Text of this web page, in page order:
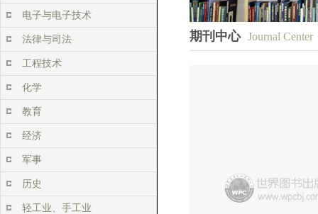
电子与电子技术
法律与司法
工程技术
化学
教育
经济
军事
历史
轻工业、手工业
期刊中心 Journal Center